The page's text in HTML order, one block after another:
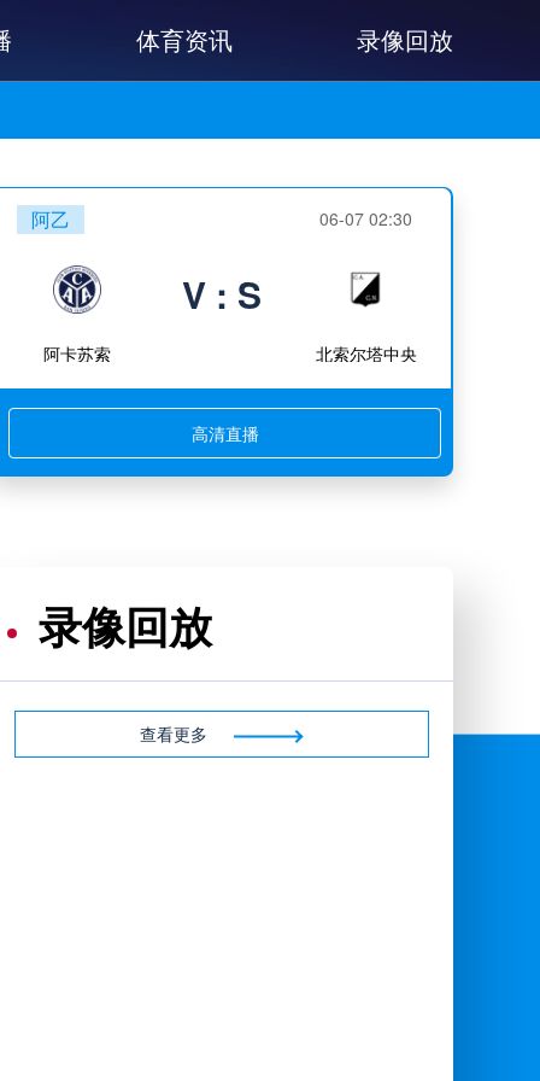
体育资讯 录像回放
阿乙 06-07 02:30
阿卡苏索
V : S
北索尔塔中央
高清直播
录像回放
查看更多